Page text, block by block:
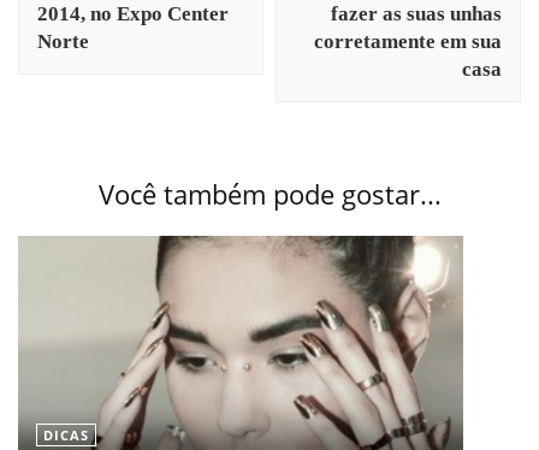
2014, no Expo Center
Norte
fazer as suas unhas
corretamente em sua
casa
Você também pode gostar...
DICAS